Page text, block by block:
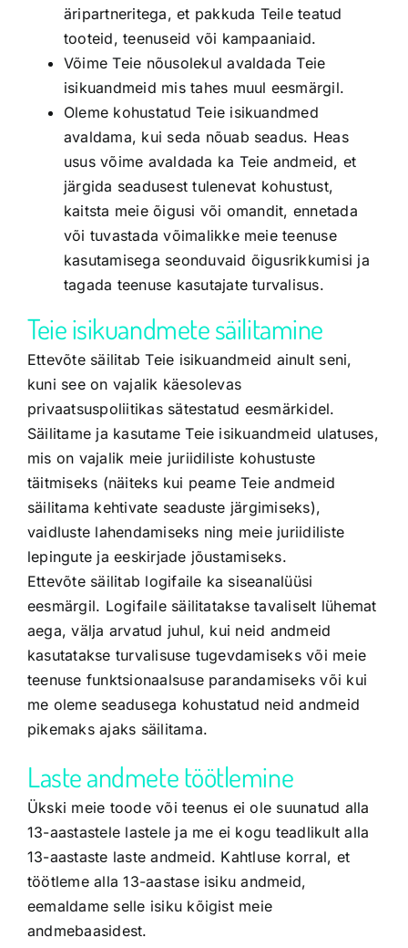
äripartneritega, et pakkuda Teile teatud
tooteid, teenuseid või kampaaniaid.
Võime Teie nõusolekul avaldada Teie
isikuandmeid mis tahes muul eesmärgil.
Oleme kohustatud Teie isikuandmed
avaldama, kui seda nõuab seadus. Heas
usus võime avaldada ka Teie andmeid, et
järgida seadusest tulenevat kohustust,
kaitsta meie õigusi või omandit, ennetada
või tuvastada võimalikke meie teenuse
kasutamisega seonduvaid õigusrikkumisi ja
tagada teenuse kasutajate turvalisus.
Teie isikuandmete säilitamine
Ettevõte säilitab Teie isikuandmeid ainult seni,
kuni see on vajalik käesolevas
privaatsuspoliitikas sätestatud eesmärkidel.
Säilitame ja kasutame Teie isikuandmeid ulatuses,
mis on vajalik meie juriidiliste kohustuste
täitmiseks (näiteks kui peame Teie andmeid
säilitama kehtivate seaduste järgimiseks),
vaidluste lahendamiseks ning meie juriidiliste
lepingute ja eeskirjade jõustamiseks.
Ettevõte säilitab logifaile ka siseanalüüsi
eesmärgil. Logifaile säilitatakse tavaliselt lühemat
aega, välja arvatud juhul, kui neid andmeid
kasutatakse turvalisuse tugevdamiseks või meie
teenuse funktsionaalsuse parandamiseks või kui
me oleme seadusega kohustatud neid andmeid
pikemaks ajaks säilitama.
Laste andmete töötlemine
Ükski meie toode või teenus ei ole suunatud alla
13-aastastele lastele ja me ei kogu teadlikult alla
13-aastaste laste andmeid. Kahtluse korral, et
töötleme alla 13-aastase isiku andmeid,
eemaldame selle isiku kõigist meie
andmebaasidest.